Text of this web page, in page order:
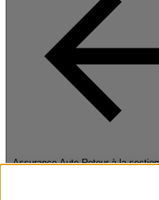
Assurance Auto Retour à la